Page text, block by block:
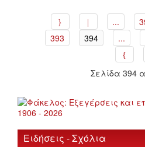
...
393
394 ...
Σελίδα 394
Ειδήσεις - Σχόλια